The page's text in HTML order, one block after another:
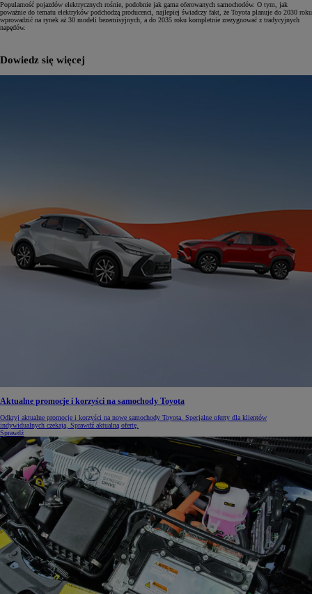
Popularność pojazdów elektrycznych rośnie, podobnie jak gama oferowanych samochodów. O tym, jak
poważnie do tematu elektryków podchodzą producenci, najlepiej świadczy fakt, że Toyota planuje do 2030 roku
wprowadzić na rynek aż 30 modeli bezemisyjnych, a do 2035 roku kompletnie zrezygnować z tradycyjnych
napędów.
Dowiedz się więcej
Aktualne promocje i korzyści na samochody Toyota
Odkryj aktualne promocje i korzyści na nowe samochody Toyota. Specjalne oferty dla klientów
indywidualnych czekają. Sprawdź aktualną ofertę.
Sprawdź